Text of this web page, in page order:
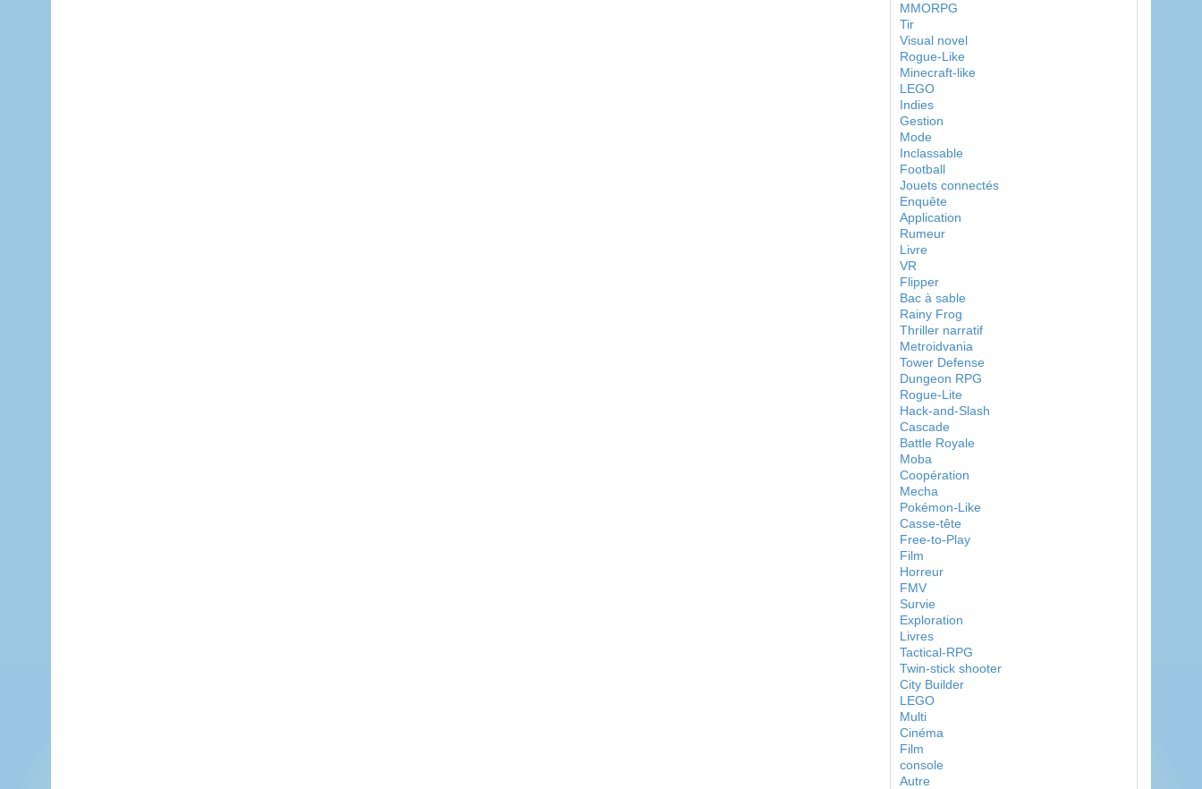
MMORPG
Tir
Visual novel
Rogue-Like
Minecraft-like
LEGO
Indies
Gestion
Mode
Inclassable
Football
Jouets connectés
Enquête
Application
Rumeur
Livre
VR
Flipper
Bac à sable
Rainy Frog
Thriller narratif
Metroidvania
Tower Defense
Dungeon RPG
Rogue-Lite
Hack-and-Slash
Cascade
Battle Royale
Moba
Coopération
Mecha
Pokémon-Like
Casse-tête
Free-to-Play
Film
Horreur
FMV
Survie
Exploration
Livres
Tactical-RPG
Twin-stick shooter
City Builder
LEGO
Multi
Cinéma
Film
console
Autre